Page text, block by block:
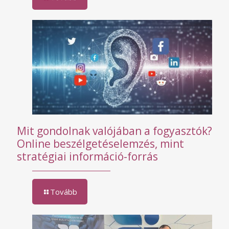
Mit gondolnak valójában a fogyasztók?
Online beszélgetéselemzés, mint
stratégiai információ-forrás
Tovább